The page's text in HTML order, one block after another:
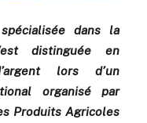
dans la
distinguée en
lors d’un
organisé par
Produits Agricoles